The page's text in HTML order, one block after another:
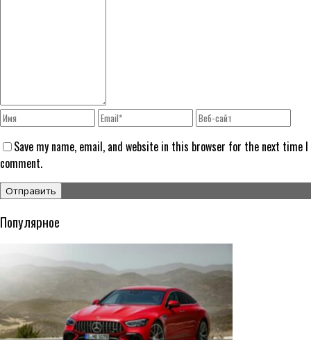
Save my name, email, and website in this browser for the next time I
comment.
Популярное